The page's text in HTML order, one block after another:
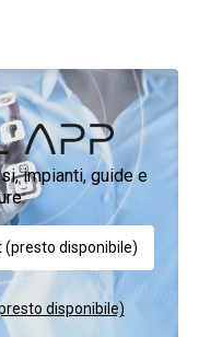
impianti, guide e
(presto disponibile)
disponibile)